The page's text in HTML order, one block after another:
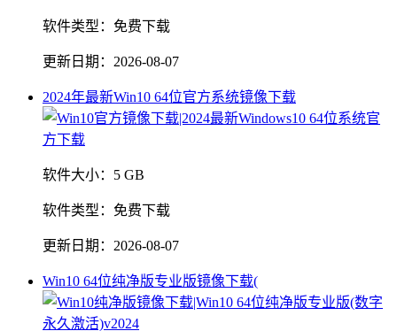
软件类型： 免费下载
更新日期： 2026-08-07
2024年最新Win10 64位官方系统镜像下载
软件大小： 5 GB
软件类型： 免费下载
更新日期： 2026-08-07
Win10 64位纯净版专业版镜像下载(